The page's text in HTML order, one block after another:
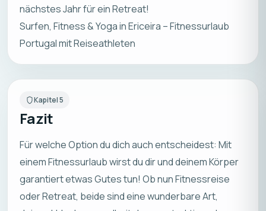
nächstes Jahr für ein Retreat!
Surfen, Fitness & Yoga in Ericeira – Fitnessurlaub
Portugal mit Reiseathleten
Kapitel5
Fazit
Für welche Option du dich auch entscheidest: Mit
einem Fitnessurlaub wirst du dir und deinem Körper
garantiert etwas Gutes tun! Ob nun Fitnessreise
oder Retreat, beide sind eine wunderbare Art,